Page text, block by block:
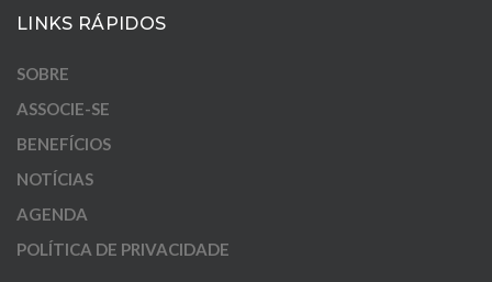
LINKS RÁPIDOS
SOBRE
ASSOCIE-SE
BENEFÍCIOS
NOTÍCIAS
AGENDA
POLÍTICA DE PRIVACIDADE